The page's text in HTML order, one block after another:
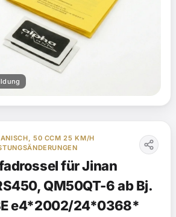
50 CCM 25 KM/H
für Jinan
QM50QT-6 ab Bj.
e4*2002/24*0368*